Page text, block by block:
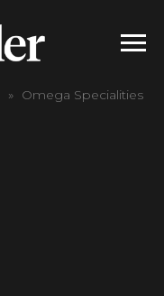
Omega Specialities